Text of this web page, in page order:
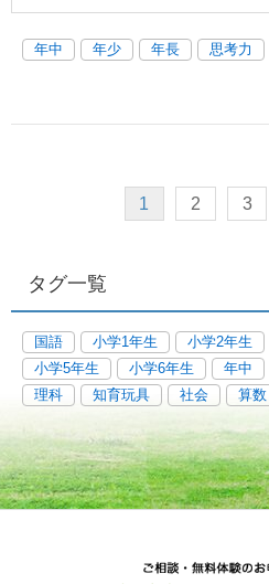
年中 年少 年長 思考力
1 2 3
タグ一覧
国語 小学1年生 小学2年生
小学5年生
小学6年生 年中
理科
知育玩具 社会 算数